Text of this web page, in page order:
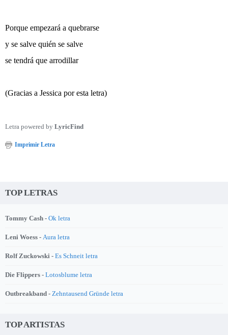
Porque empezará a quebrarse
y se salve quién se salve
se tendrá que arrodillar
(Gracias a Jessica por esta letra)
Letra powered by LyricFind
Imprimir Letra
TOP LETRAS
Tommy Cash - Ok letra
Leni Woess - Aura letra
Rolf Zuckowski - Es Schneit letra
Die Flippers - Lotosblume letra
Outbreakband - Zehntausend Gründe letra
TOP ARTISTAS